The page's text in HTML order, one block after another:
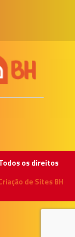
os direitos
de Sites BH